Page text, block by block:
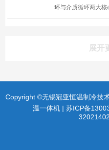
环与介质循环两大核
介质，为半导体晶
展开
Copyright ©无锡冠亚恒温制冷技
温一体机 | 苏ICP备